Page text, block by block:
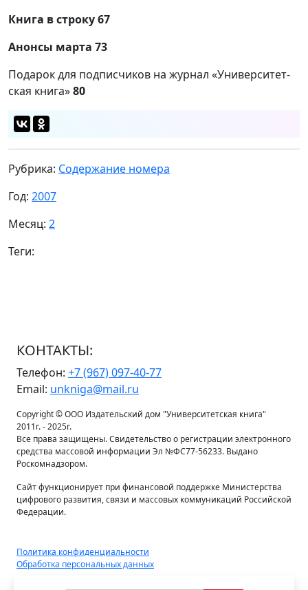
Книга в строку 67
Анонсы марта 73
Подарок для подписчиков на журнал «Университет­
ская книга»80
Рубрика: Содержание номера
Год: 2007
Месяц: 2
Теги:
КОНТАКТЫ:
Телефон: +7 (967) 097-40-77
Email: unkniga@mail.ru
Copyright © ООО Издательский дом "Университетская книга"
2011г. - 2025г.
Все права защищены. Свидетельство о регистрации электронного
средства массовой информации Эл №ФС77-56233. Выдано
Роскомнадзором.
Сайт функционирует при финансовой поддержке Министерства
цифрового развития, связи и массовых коммуникаций Российской
Федерации.
Политика конфиденциальности
Обработка персональных данных